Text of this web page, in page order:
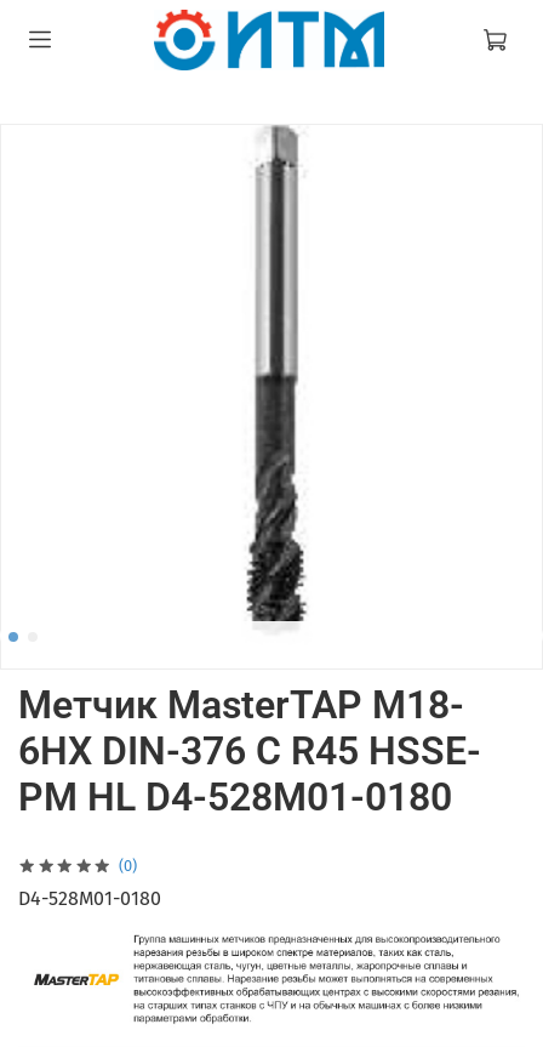
(0)
Метчик MasterTAP M18-
6HX DIN-376 C R45 HSSE-
PM HL D4-528M01-0180
D4-528M01-0180